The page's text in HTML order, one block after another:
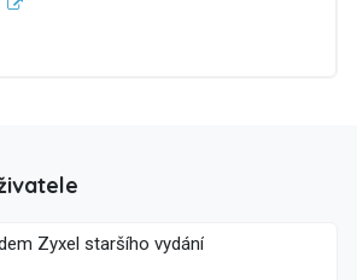
Modem Zyxel staršího vydání